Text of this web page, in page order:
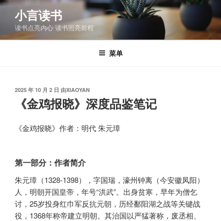
跳
容
小言读书
读书点亮内心 读书照亮前程
菜单
发
2025 年 10 月 2 日 由XIAOYAN
《金鸡报晓》深度品鉴笔记
《金鸡报晓》作者：明代 朱元璋
第一部分：作者简介
朱元璋（1328-1398），字国瑞，濠州钟离（今安徽凤阳）
人，明朝开国皇帝，年号“洪武”。出身贫寒，早年为僧乞
讨，25岁投身红巾军反抗元朝，历经鄱阳湖之战等关键战
役，1368年称帝建立明朝。其治国以严猛著称，废丞相、